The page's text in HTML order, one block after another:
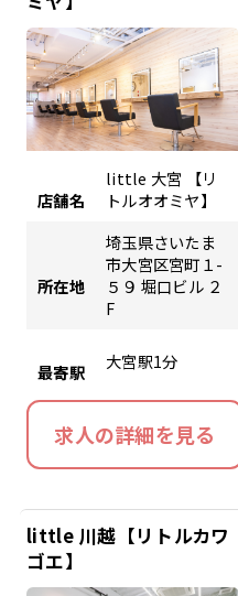
店舗名
little 大宮 【リ
トルオオミヤ】
所在地
埼玉県さいたま
市大宮区宮町１-
５９ 堀口ビル ２
F
最寄駅 大宮駅1分
求人の詳細を見る
little 川越【リトルカワ
ゴエ】